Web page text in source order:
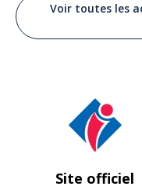
Voir toutes les
Site officiel